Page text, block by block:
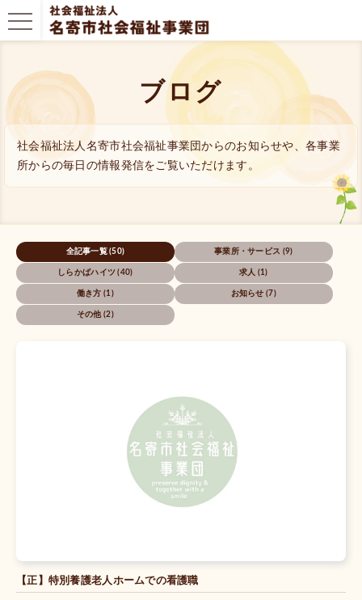
ブログ
社会福祉法人名寄市社会福祉事業団からのお知らせや、各事業
所からの毎日の情報発信をご覧いただけます。
全記事一覧 (50) 事業所・サービス (9)
しらかばハイツ (40) 求人 (1)
働き方 (1) お知らせ (7)
その他 (2)
【正】特別養護老人ホームでの看護職